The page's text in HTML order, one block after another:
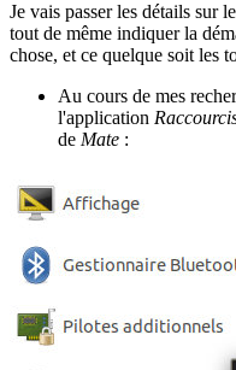
Je vais passer les détails sur
tout de même indiquer la
chose, et ce quelque soit les
Au cours de mes
l'application
de Mate :